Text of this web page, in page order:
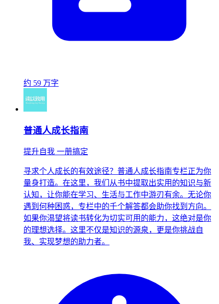
约 59 万字
普通人成长指南
提升自我 一册搞定
寻求个人成长的有效途径？普通人成长指南专栏正为你
量身打造。在这里，我们从书中提取出实用的知识与新
认知，让你能在学习、生活与工作中游刃有余。无论你
遇到何种困惑，专栏中的千个解答都会助你找到方向。
如果你渴望将读书转化为切实可用的能力，这绝对是你
的理想选择。这里不仅是知识的源泉，更是你挑战自
我、实现梦想的助力者。